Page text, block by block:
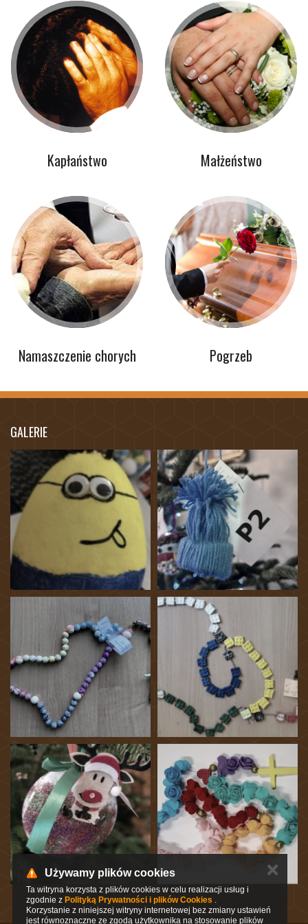
Kapłaństwo Małżeństwo
Namaszczenie chorych Pogrzeb
GALERIE
Używamy plików cookies
Ta witryna korzysta z plików cookies w celu realizacji usług i
zgodnie z Polityką Prywatności i plików Cookies .
Korzystanie z niniejszej witryny internetowej bez zmiany ustawień
jest równoznaczne ze zgodą użytkownika na stosowanie plików
✕